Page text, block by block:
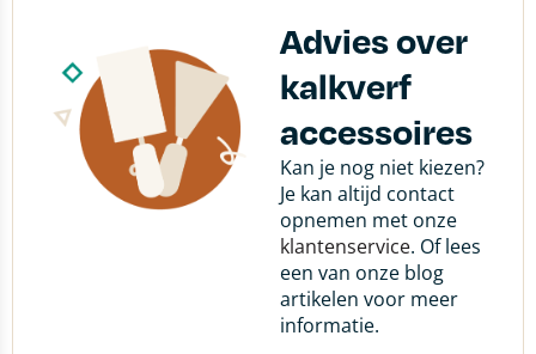
Advies over
kalkverf
accessoires
Kan je nog niet kiezen?
Je kan altijd contact
opnemen met onze
klantenservice. Of lees
een van onze blog
artikelen voor meer
informatie.